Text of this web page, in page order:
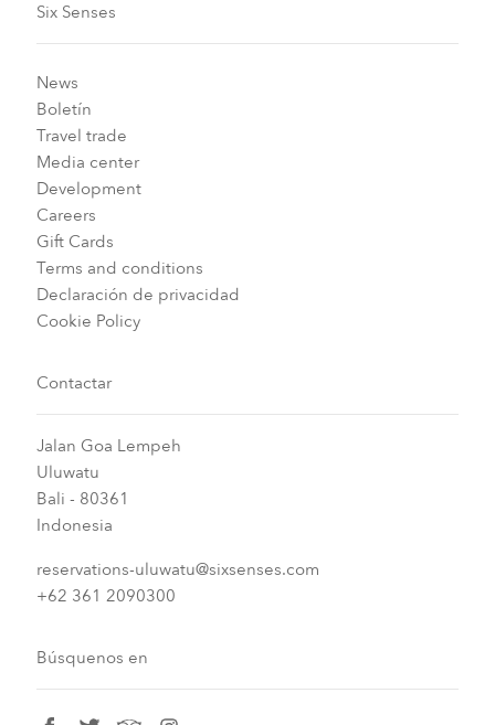
Six Senses
News
Boletín
Travel trade
Media center
Development
Careers
Gift Cards
Terms and conditions
Declaración de privacidad
Cookie Policy
Contactar
Jalan Goa Lempeh
Uluwatu
Bali - 80361
Indonesia
reservations-uluwatu@sixsenses.com
+62 361 2090300
Búsquenos en